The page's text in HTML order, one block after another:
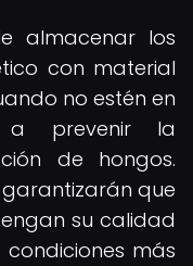
almacenar los
con material
no estén en
prevenir la
de hongos.
que
su calidad
más